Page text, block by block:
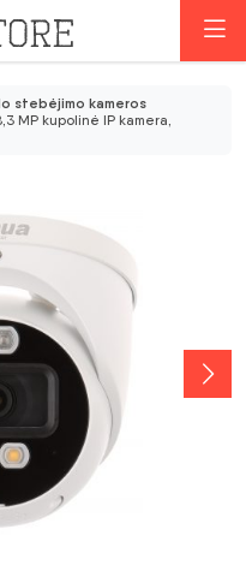
stebėjimo kameros
MP kupolinė IP kamera,